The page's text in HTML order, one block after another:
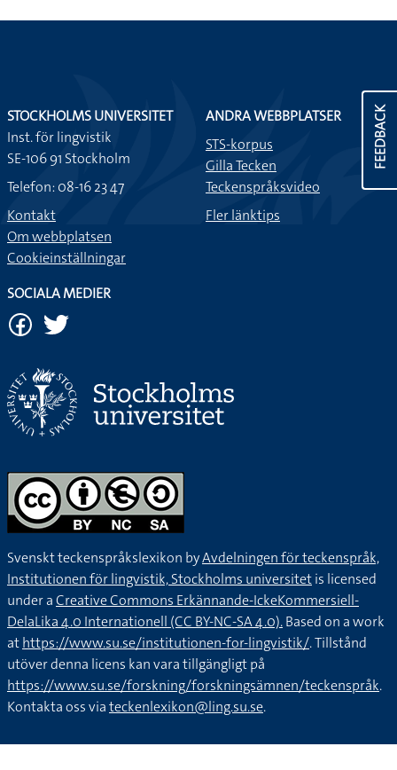
FEEDBACK
STOCKHOLMS UNIVERSITET
Inst. för lingvistik
SE-106 91 Stockholm
Telefon: 08-16 23 47
Kontakt
Om webbplatsen
Cookieinställningar
ANDRA WEBBPLATSER
STS-korpus
Gilla Tecken
Teckenspråksvideo
Fler länktips
SOCIALA MEDIER
Svenskt teckenspråkslexikon byAvdelningen för teckenspråk,
Institutionen för lingvistik, Stockholms universitetis licensed
under aCreative Commons Erkännande-IckeKommersiell-
DelaLika 4.0 Internationell (CC BY-NC-SA 4.0).Based on a work
athttps://www.su.se/institutionen-for-lingvistik/. Tillstånd
utöver denna licens kan vara tillgängligt på
https://www.su.se/forskning/forskningsämnen/teckenspråk.
Kontakta oss viateckenlexikon@ling.su.se.